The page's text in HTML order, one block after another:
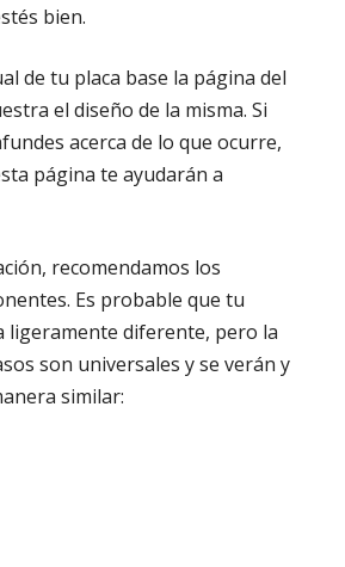
bien.
de tu placa base la página del
el diseño de la misma. Si
acerca de lo que ocurre,
página te ayudarán a
recomendamos los
Es probable que tu
ligeramente diferente, pero la
son universales y se verán y
similar: